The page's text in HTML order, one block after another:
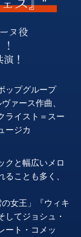
ップグループ
ァース作曲、
ライスト＝スー
ージカ
クと幅広いメロ
ことも多く、
女王」『ウィキ
してジョシュ・
ート・コメッ